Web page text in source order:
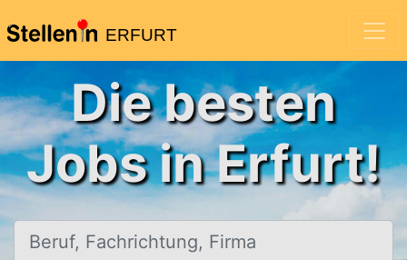
ERFURT
Die besten
Jobs in Erfurt!
Beruf, Fachrichtung, Firma